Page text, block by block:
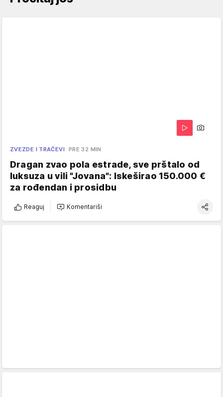
ZVEZDE I TRAČEVI PRE 32 MIN
Dragan zvao pola estrade, sve prštalo od
luksuza u vili "Jovana": Iskeširao 150.000 €
za rođendan i prosidbu
Reaguj Komentariši